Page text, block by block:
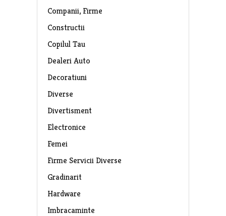
Companii, Firme
Constructii
Copilul Tau
Dealeri Auto
Decoratiuni
Diverse
Divertisment
Electronice
Femei
Firme Servicii Diverse
Gradinarit
Hardware
Imbracaminte